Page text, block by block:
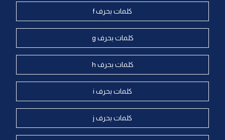
كلمات بحرف f
كلمات بحرف g
كلمات بحرف h
كلمات بحرف i
كلمات بحرف j